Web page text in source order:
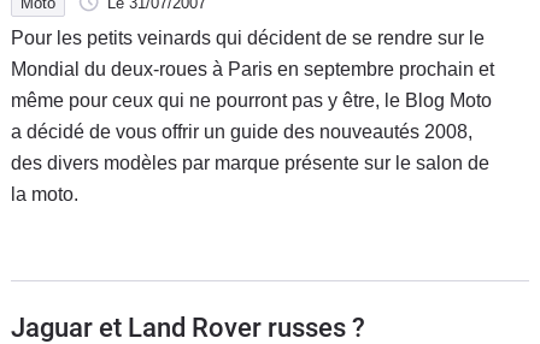
Pour les petits veinards qui décident de se rendre sur le
Mondial du deux-roues à Paris en septembre prochain et
même pour ceux qui ne pourront pas y être, le Blog Moto
a décidé de vous offrir un guide des nouveautés 2008,
des divers modèles par marque présente sur le salon de
la moto.
Jaguar et Land Rover russes ?